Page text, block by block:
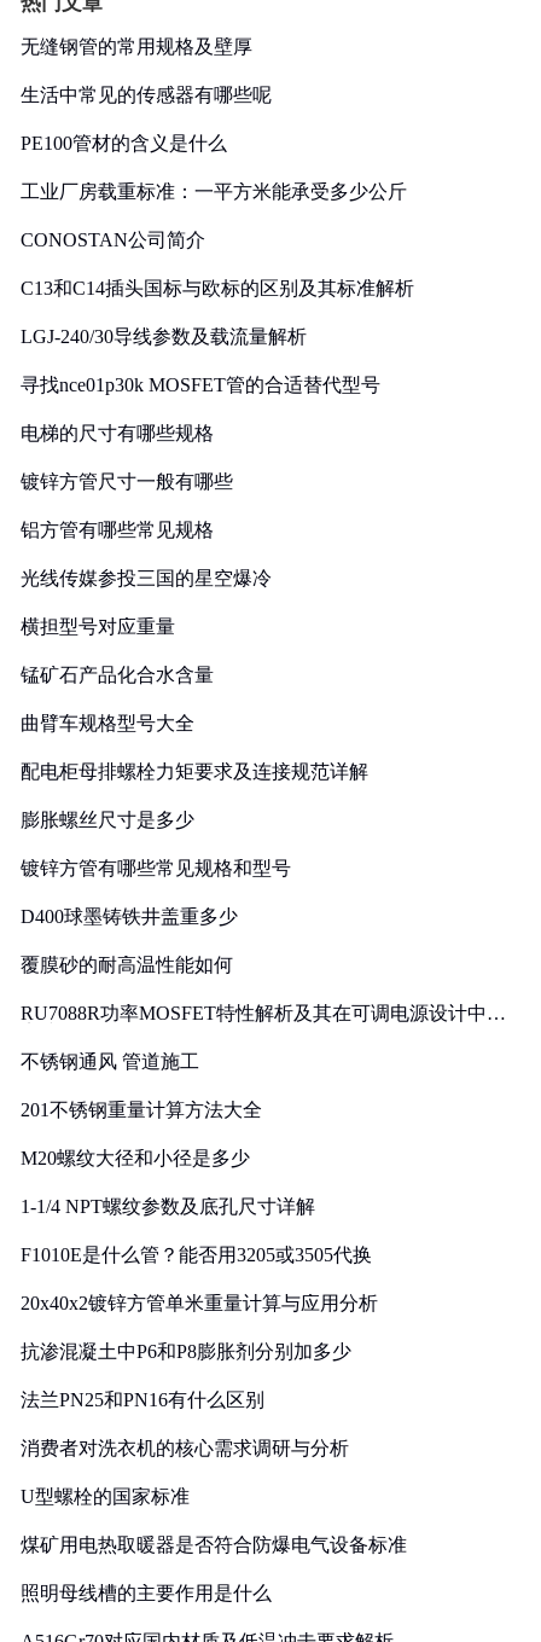
无缝钢管的常用规格及壁厚
生活中常见的传感器有哪些呢
PE100管材的含义是什么
工业厂房载重标准：一平方米能承受多少公斤
CONOSTAN公司简介
C13和C14插头国标与欧标的区别及其标准解析
LGJ-240/30导线参数及载流量解析
寻找nce01p30k MOSFET管的合适替代型号
电梯的尺寸有哪些规格
镀锌方管尺寸一般有哪些
铝方管有哪些常见规格
光线传媒参投三国的星空爆冷
横担型号对应重量
锰矿石产品化合水含量
曲臂车规格型号大全
配电柜母排螺栓力矩要求及连接规范详解
膨胀螺丝尺寸是多少
镀锌方管有哪些常见规格和型号
D400球墨铸铁井盖重多少
覆膜砂的耐高温性能如何
RU7088R功率MOSFET特性解析及其在可调电源设计中的
不锈钢通风 管道施工
201不锈钢重量计算方法大全
M20螺纹大径和小径是多少
1-1/4 NPT螺纹参数及底孔尺寸详解
F1010E是什么管？能否用3205或3505代换
20x40x2镀锌方管单米重量计算与应用分析
抗渗混凝土中P6和P8膨胀剂分别加多少
法兰PN25和PN16有什么区别
消费者对洗衣机的核心需求调研与分析
U型螺栓的国家标准
煤矿用电热取暖器是否符合防爆电气设备标准
照明母线槽的主要作用是什么